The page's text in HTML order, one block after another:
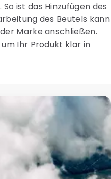
ist das Hinzufügen des
des Beutels kann
Marke anschließen.
Ihr Produkt klar in